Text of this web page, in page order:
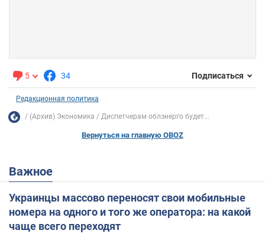
5 34 Подписаться
Редакционная политика
(Архив) Экономика Диспетчерам облэнерго будет...
Вернуться на главную OBOZ
Важное
Украинцы массово переносят свои мобильные
номера на одного и того же оператора: на какой
чаще всего переходят